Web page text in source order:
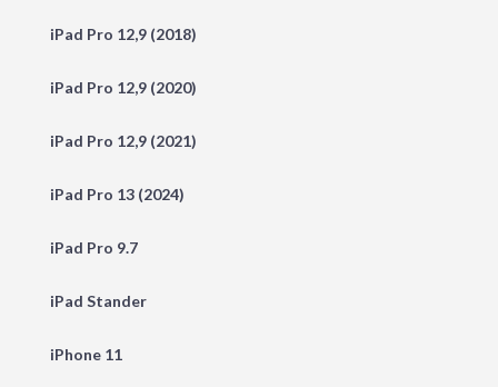
iPad Pro 12,9 (2018)
iPad Pro 12,9 (2020)
iPad Pro 12,9 (2021)
iPad Pro 13 (2024)
iPad Pro 9.7
iPad Stander
iPhone 11